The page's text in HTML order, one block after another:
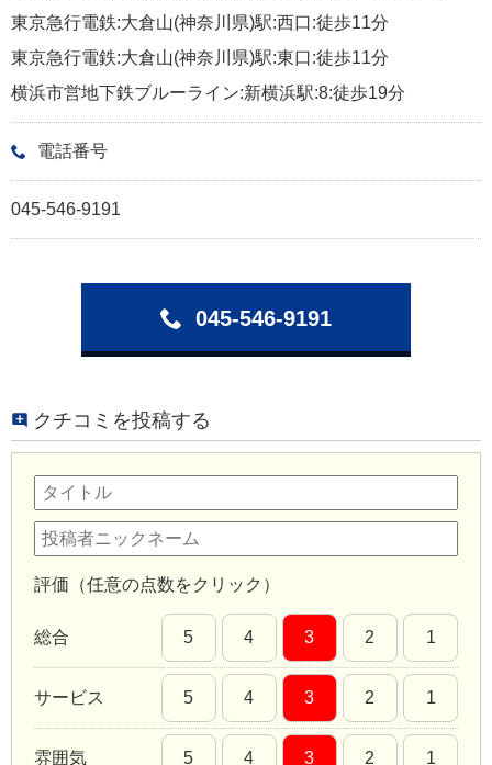
東京急行電鉄:大倉山(神奈川県)駅:西口:徒歩11分
東京急行電鉄:大倉山(神奈川県)駅:東口:徒歩11分
横浜市営地下鉄ブルーライン:新横浜駅:8:徒歩19分
電話番号
045-546-9191
045-546-9191
クチコミを投稿する
評価（任意の点数をクリック）
総合 5 4 3 2 1
サービス 5 4 3 2 1
雰囲気 5 4 3 2 1